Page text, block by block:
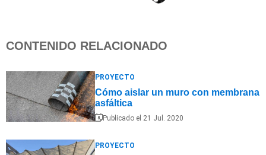
CONTENIDO RELACIONADO
PROYECTO
Cómo aislar un muro con membrana
asfáltica
Publicado el 21 Jul. 2020
PROYECTO